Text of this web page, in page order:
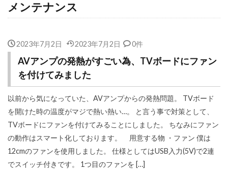
メンテナンス
2023年7月2日 2023年7月2日 0件
AVアンプの発熱がすごい為、TVボードにファン
を付けてみました
以前から気になっていた、AVアンプからの発熱問題。 TVボード
を開けた時の温度がマジで熱い熱い…。 と言う事で対策として、
TVボードにファンを付けてみることにしました。 ちなみにファン
の動作はスマート化しております。 用意する物 ・ファン 僕は
12cmのファンを使用しました。 仕様としてはUSB入力(5V)で2連
でスイッチ付きです。 1つ目のファンを […]